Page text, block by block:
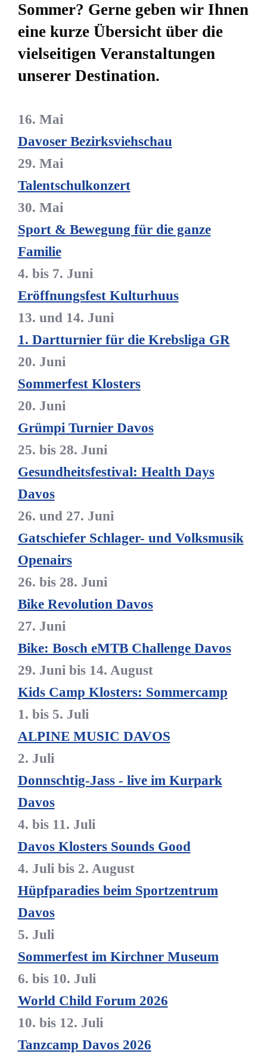
Sommer? Gerne geben wir Ihnen
eine kurze Übersicht über die
vielseitigen Veranstaltungen
unserer Destination.
16. Mai
Davoser Bezirksviehschau
29. Mai
Talentschulkonzert
30. Mai
Sport & Bewegung für die ganze
Familie
4. bis 7. Juni
Eröffnungsfest Kulturhuus
13. und 14. Juni
1. Dartturnier für die Krebsliga GR
20. Juni
Sommerfest Klosters
20. Juni
Grümpi Turnier Davos
25. bis 28. Juni
Gesundheitsfestival: Health Days
Davos
26. und 27. Juni
Gatschiefer Schlager- und Volksmusik
Openairs
26. bis 28. Juni
Bike Revolution Davos
27. Juni
Bike: Bosch eMTB Challenge Davos
29. Juni bis 14. August
Kids Camp Klosters: Sommercamp
1. bis 5. Juli
ALPINE MUSIC DAVOS
2. Juli
Donnschtig-Jass - live im Kurpark
Davos
4. bis 11. Juli
Davos Klosters Sounds Good
4. Juli bis 2. August
Hüpfparadies beim Sportzentrum
Davos
5. Juli
Sommerfest im Kirchner Museum
6. bis 10. Juli
World Child Forum 2026
10. bis 12. Juli
Tanzcamp Davos 2026